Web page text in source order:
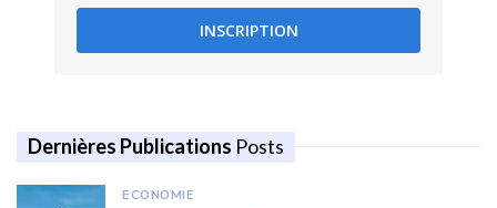
INSCRIPTION
Dernières Publications Posts
ECONOMIE